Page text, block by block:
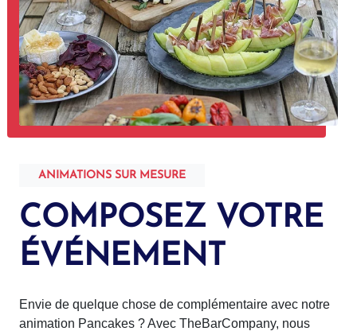
ANIMATIONS SUR MESURE
COMPOSEZ VOTRE
ÉVÉNEMENT
Envie de quelque chose de complémentaire avec notre
animation Pancakes ? Avec TheBarCompany, nous